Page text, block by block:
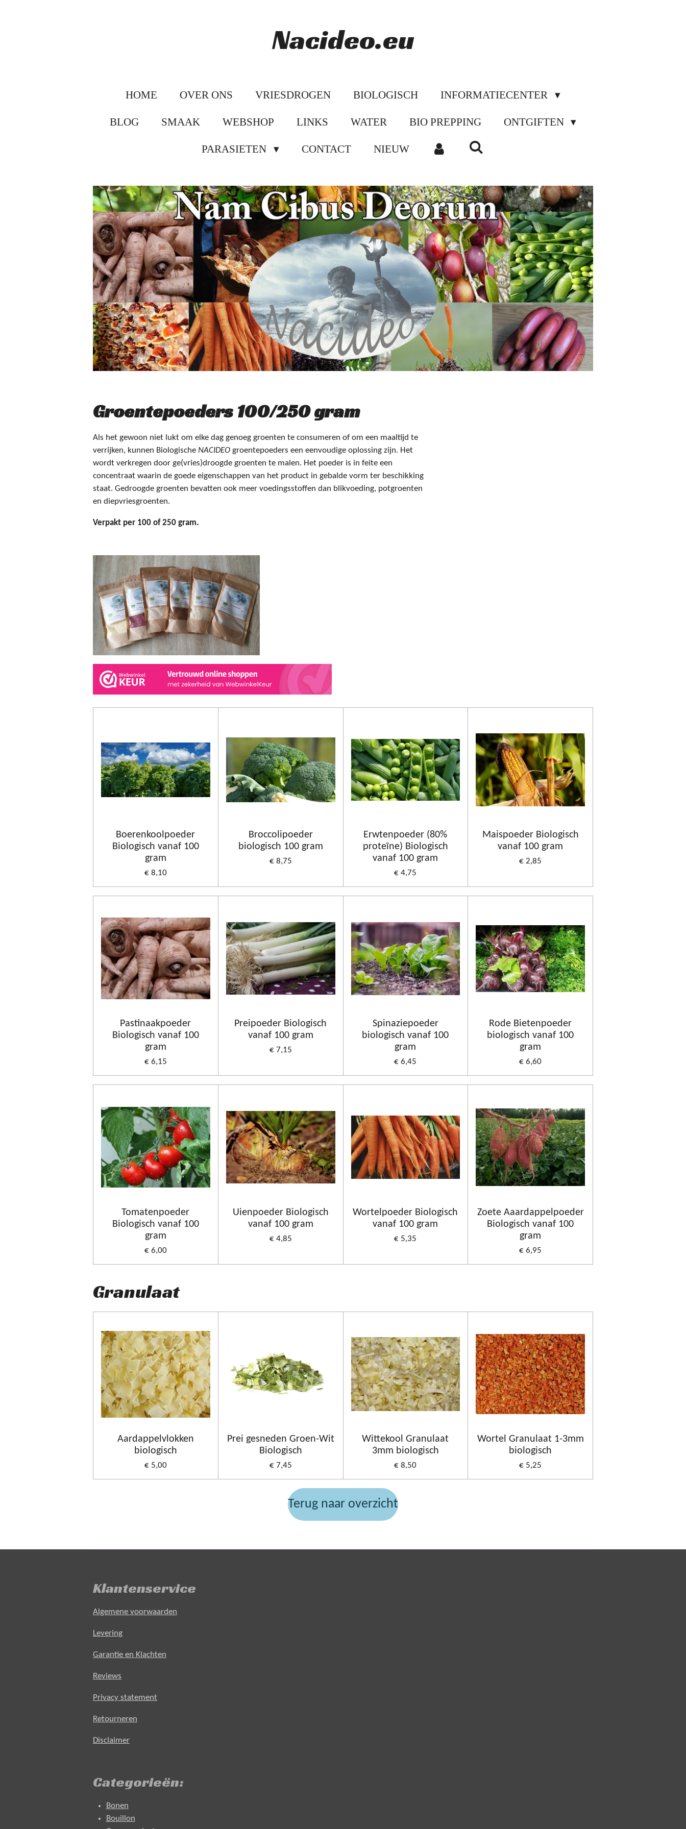
Nacideo.eu
HOME OVER ONS VRIESDROGEN BIOLOGISCH INFORMATIECENTER
BLOG SMAAK WEBSHOP LINKS WATER BIO PREPPING ONTGIFTEN
PARASIETEN CONTACT NIEUW
Groentepoeders 100/250 gram
Als het gewoon niet lukt om elke dag genoeg groenten te consumeren of om een maaltijd te
verrijken, kunnen Biologische NACIDEO groentepoeders een eenvoudige oplossing zijn. Het
wordt verkregen door ge(vries)droogde groenten te malen. Het poeder is in feite een
concentraat waarin de goede eigenschappen van het product in gebalde vorm ter beschikking
staat. Gedroogde groenten bevatten ook meer voedingsstoffen dan blikvoeding, potgroenten
en diepvriesgroenten.
Verpakt per 100 of 250 gram.
Boerenkoolpoeder
Biologisch vanaf 100
gram
€ 8,10
Broccolipoeder
biologisch 100 gram
€ 8,75
Erwtenpoeder (80%
proteïne) Biologisch
vanaf 100 gram
€ 4,75
Maispoeder Biologisch
vanaf 100 gram
€ 2,85
Pastinaakpoeder
Biologisch vanaf 100
gram
€ 6,15
Preipoeder Biologisch
vanaf 100 gram
€ 7,15
Spinaziepoeder
biologisch vanaf 100
gram
€ 6,45
Rode Bietenpoeder
biologisch vanaf 100
gram
€ 6,60
Tomatenpoeder
Biologisch vanaf 100
gram
€ 6,00
Uienpoeder Biologisch
vanaf 100 gram
€ 4,85
Wortelpoeder Biologisch
vanaf 100 gram
€ 5,35
Zoete Aaardappelpoeder
Biologisch vanaf 100
gram
€ 6,95
Granulaat
Aardappelvlokken
biologisch
€ 5,00
Prei gesneden Groen-Wit
Biologisch
€ 7,45
Wittekool Granulaat
3mm biologisch
€ 8,50
Wortel Granulaat 1-3mm
biologisch
€ 5,25
Terug naar overzicht
Klantenservice
Algemene voorwaarden
Levering
Garantie en Klachten
Reviews
Privacy statement
Retourneren
Disclaimer
Categorieën:
Bonen
Bouillon